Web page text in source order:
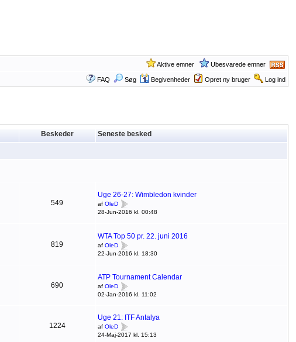
Aktive emner Ubesvarede emner
FAQ Søg Begivenheder Opret ny bruger Log ind
Beskeder Seneste besked
549
Uge 26-27: Wimbledon kvinder
af OleD
28-Jun-2016 kl. 00:48
819
WTA Top 50 pr. 22. juni 2016
af OleD
22-Jun-2016 kl. 18:30
690
ATP Tournament Calendar
af OleD
02-Jan-2016 kl. 11:02
1224
Uge 21: ITF Antalya
af OleD
24-Maj-2017 kl. 15:13